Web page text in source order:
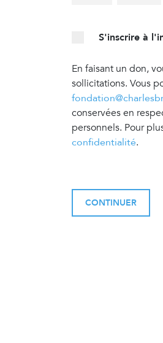
S'inscrire à
En faisant un don,
sollicitations. Vous
conservées en
personnels. Pour
confidentialité.
CONTINUER